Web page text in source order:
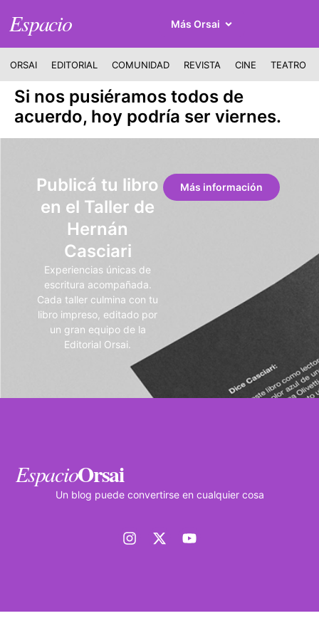
Espacio Más Orsai
ORSAI EDITORIAL COMUNIDAD REVISTA CINE TEATRO
Si nos pusiéramos todos de
acuerdo, hoy podría ser viernes.
Publicá tu libro
en el Taller de
Hernán
Casciari
Experiencias únicas de
escritura acompañada.
Cada taller culmina con tu
libro impreso, editado por
un gran equipo de la
Editorial Orsai.
Más información
EspacioOrsai
Un blog puede convertirse en cualquier cosa